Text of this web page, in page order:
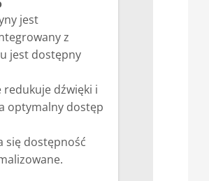
jest
z
jest dostępny
dźwięki i
optymalny dostęp
się dostępność